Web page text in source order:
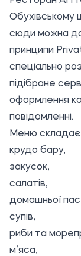
Обухівському
сюди можна
принципи
спеціально
підібране
оформлення
повідомленні.
Меню
крудо бару,
закусок,
салатів,
домашньої
супів,
риби та
м’яса,